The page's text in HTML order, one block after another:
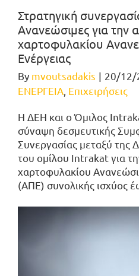
Στρατηγική
Ανανεώσιμες για την
χαρτοφυλακίου
Ενέργειας
By mvoutsadakis | 20/12/
ΕΝΕΡΓΕΙΑ, Επιχειρήσεις
Η ΔΕΗ και ο Όμιλος
σύναψη δεσμευτικής
Συνεργασίας μεταξύ της
του ομίλου Intrakat για
χαρτοφυλακίου
(ΑΠΕ) συνολικής ισχύος